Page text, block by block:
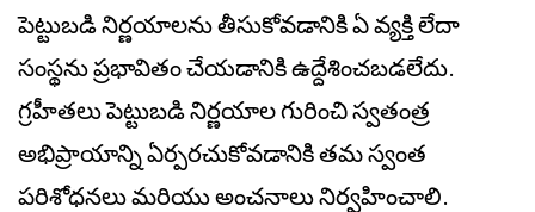
పెట్టుబడి నిర్ణయాలను తీసుకోవడానికి ఏ వ్యక్తి లేదా
సంస్థను ప్రభావితం చేయడానికి ఉద్దేశించబడలేదు.
గ్రహీతలు పెట్టుబడి నిర్ణయాల గురించి స్వతంత్ర
అభిప్రాయాన్ని ఏర్పరచుకోవడానికి తమ స్వంత
పరిశోధనలు మరియు అంచనాలు నిర్వహించాలి.